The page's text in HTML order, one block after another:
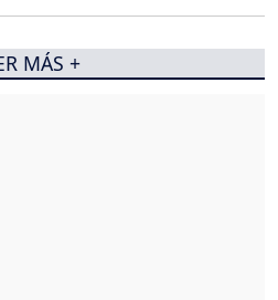
MÁS +